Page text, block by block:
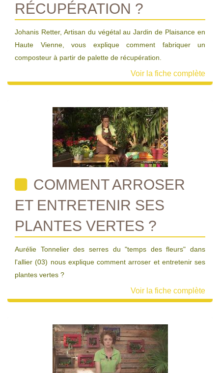
RÉCUPÉRATION ?
Johanis Retter, Artisan du végétal au Jardin de Plaisance en
Haute Vienne, vous explique comment fabriquer un
composteur à partir de palette de récupération.
Voir la fiche complète
COMMENT ARROSER
ET ENTRETENIR SES
PLANTES VERTES ?
Aurélie Tonnelier des serres du "temps des fleurs" dans
l'allier (03) nous explique comment arroser et entretenir ses
plantes vertes ?
Voir la fiche complète